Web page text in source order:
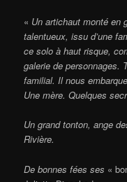
« Un artichaut monté en
talentueux, issu d’une
ce solo à haut risque,
galerie de personnages.
familial. Il nous
Une mère. Quelques
Un grand tonton, ange
Rivière.
Debonnes fées ses «